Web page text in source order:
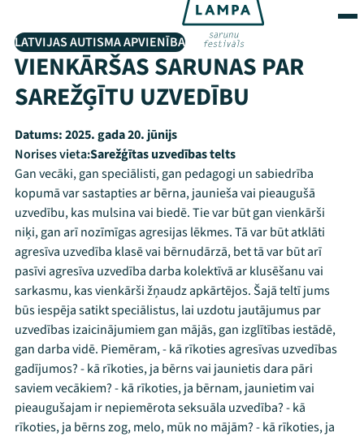
LATVIJAS AUTISMA APVIENĪBA
VIENKĀRŠAS SARUNAS PAR
SAREŽĢĪTU UZVEDĪBU
Datums:2025. gada 20. jūnijs
Norises vieta:Sarežģītas uzvedības telts
Gan vecāki, gan speciālisti, gan pedagogi un sabiedrība
kopumā var sastapties ar bērna, jaunieša vai pieaugušā
uzvedību, kas mulsina vai biedē. Tie var būt gan vienkārši
niķi, gan arī nozīmīgas agresijas lēkmes. Tā var būt atklāti
agresīva uzvedība klasē vai bērnudārzā, bet tā var būt arī
pasīvi agresīva uzvedība darba kolektīvā ar klusēšanu vai
sarkasmu, kas vienkārši žņaudz apkārtējos. Šajā teltī jums
būs iespēja satikt speciālistus, lai uzdotu jautājumus par
uzvedības izaicinājumiem gan mājās, gan izglītības iestādē,
gan darba vidē. Piemēram, - kā rīkoties agresīvas uzvedības
gadījumos? - kā rīkoties, ja bērns vai jaunietis dara pāri
saviem vecākiem? - kā rīkoties, ja bērnam, jaunietim vai
pieaugušajam ir nepiemērota seksuāla uzvedība? - kā
rīkoties, ja bērns zog, melo, mūk no mājām? - kā rīkoties, ja